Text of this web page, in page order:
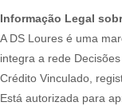
Informação Legal
A DS Loures é uma
integra a rede
Crédito Vinculado,
Está autorizada para